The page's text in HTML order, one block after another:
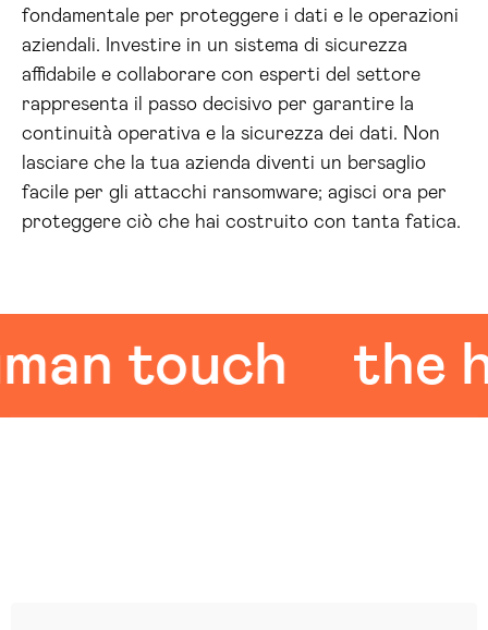
fondamentale per proteggere i dati e le operazioni
aziendali. Investire in un sistema di sicurezza
affidabile e collaborare con esperti del settore
rappresenta il passo decisivo per garantire la
continuità operativa e la sicurezza dei dati. Non
lasciare che la tua azienda diventi un bersaglio
facile per gli attacchi ransomware; agisci ora per
proteggere ciò che hai costruito con tanta fatica.
touch the